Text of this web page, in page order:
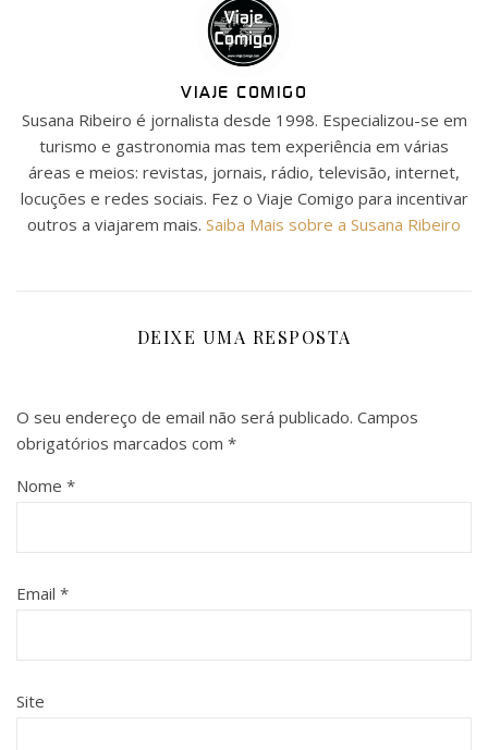
VIAJE COMIGO
Susana Ribeiro é jornalista desde 1998. Especializou-se em
turismo e gastronomia mas tem experiência em várias
áreas e meios: revistas, jornais, rádio, televisão, internet,
locuções e redes sociais. Fez o Viaje Comigo para incentivar
outros a viajarem mais. Saiba Mais sobre a Susana Ribeiro
DEIXE UMA RESPOSTA
O seu endereço de email não será publicado. Campos
obrigatórios marcados com *
Nome *
Email *
Site